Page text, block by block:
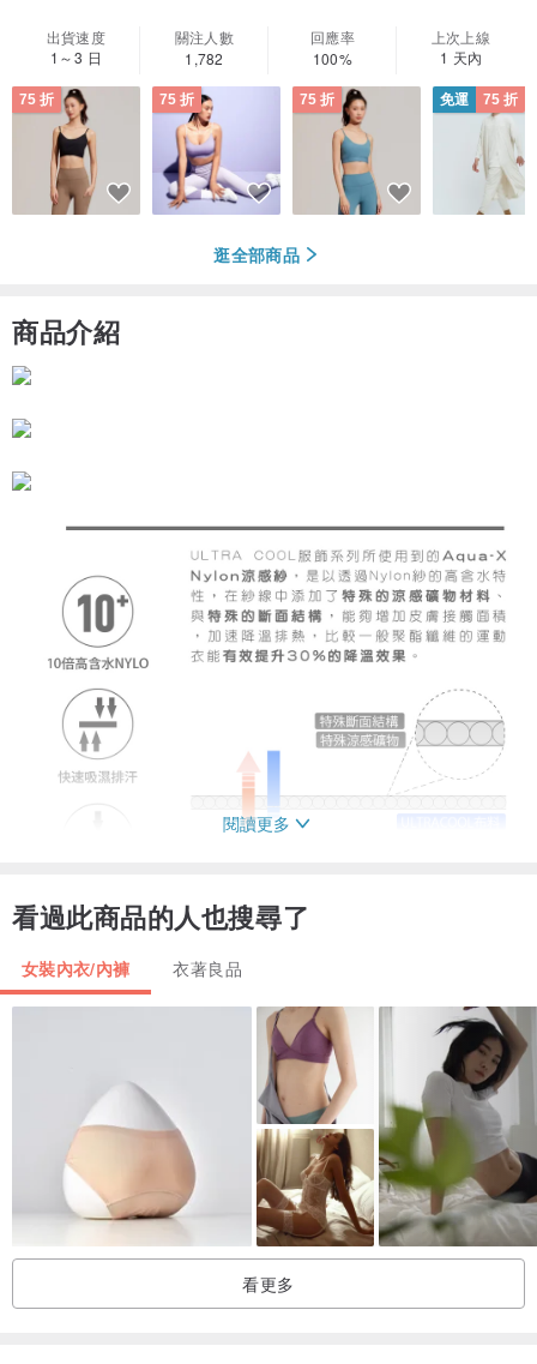
出貨速度
1～3 日
關注人數
1,782
回應率
100%
上次上線
1 天內
75 折 75 折 75 折 免運 75 折
逛全部商品
商品介紹
【商品特色】
百搭Basic細肩帶胸罩，簡約的設計可單穿運動，也可作為日常內著，
舒適透氣、活動方便，涼爽色系，絕對是夏日不可或缺的單品。
【材質介紹】
涼感布料、透氣不悶熱、彈性纖維、親膚舒適
閱讀更多
看過此商品的人也搜尋了
女裝內衣/內褲 衣著良品
看更多